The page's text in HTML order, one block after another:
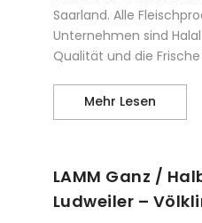
Saarland. Alle
Unternehmen sind
Qualität und die Frische
Mehr Lesen
LAMM Ganz /
Ludweiler –